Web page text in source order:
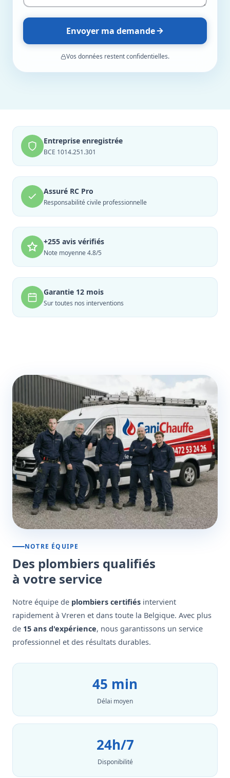
Envoyer ma demande
Vos données restent confidentielles.
Entreprise enregistrée
BCE 1014.251.301
Assuré RC Pro
Responsabilité civile professionnelle
+255 avis vérifiés
Note moyenne 4.8/5
Garantie 12 mois
Sur toutes nos interventions
NOTRE ÉQUIPE
Des plombiers qualifiés
à votre service
Notre équipe de plombiers certifiés intervient
rapidement à Vreren et dans toute la Belgique. Avec plus
de 15 ans d'expérience, nous garantissons un service
professionnel et des résultats durables.
45 min
Délai moyen
24h/7
Disponibilité